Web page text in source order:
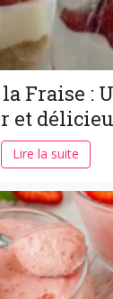
Fraise :
et
Lire la suite